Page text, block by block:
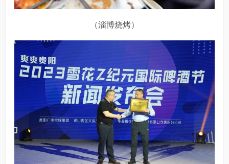
（淄博烧烤）